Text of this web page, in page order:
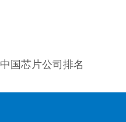
中国芯片公司排名